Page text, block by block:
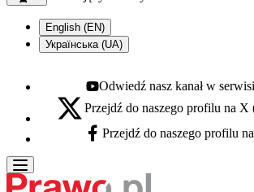
English (EN)
Українська (UA)
Youtube - otwiera się w nowej karcie
Odwiedź nasz kanał w
X - otwiera się w nowej karcie
Przejdź do naszego profilu na
Facebook - otwiera się w nowej karcie
Przejdź do naszego profilu